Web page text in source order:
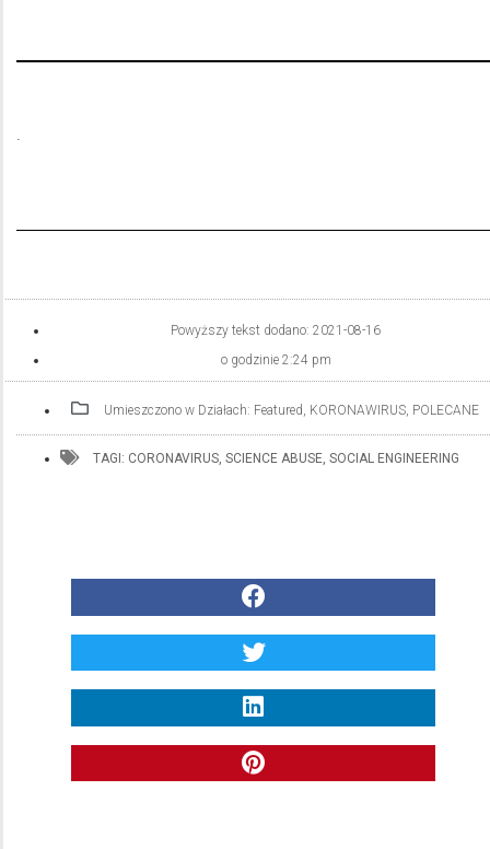
.
Powyższy tekst dodano: 2021-08-16
o godzinie 2:24 pm
Umieszczono w Działach: Featured, KORONAWIRUS, POLECANE
TAGI: CORONAVIRUS, SCIENCE ABUSE, SOCIAL ENGINEERING